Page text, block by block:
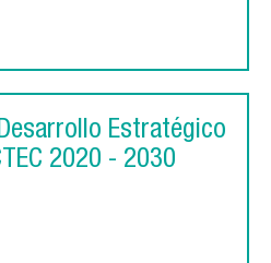
Estratégico
2020 - 2030